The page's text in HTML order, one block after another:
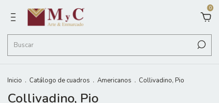
0
Inicio . Catálogo de cuadros . Americanos . Collivadino, Pio
Collivadino, Pio